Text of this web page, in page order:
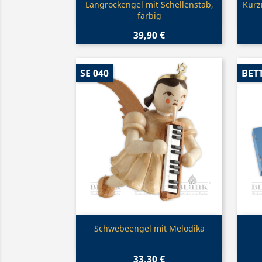
Vorschau
Langrockengel mit Schellenstab,
farbig
39,90 €
Vorschau
Schwebeengel mit Melodika
33,30 €
SE 040